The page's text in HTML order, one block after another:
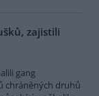
zajistili
gang
chráněných druhů